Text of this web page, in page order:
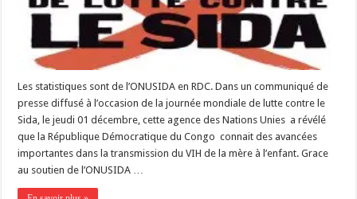
Les statistiques sont de l’ONUSIDA en RDC. Dans un communiqué de
presse diffusé à l’occasion de la journée mondiale de lutte contre le
Sida, le jeudi 01 décembre, cette agence des Nations Unies a révélé
que la République Démocratique du Congo connait des avancées
importantes dans la transmission du VIH de la mère à l’enfant. Grace
au soutien de l’ONUSIDA …